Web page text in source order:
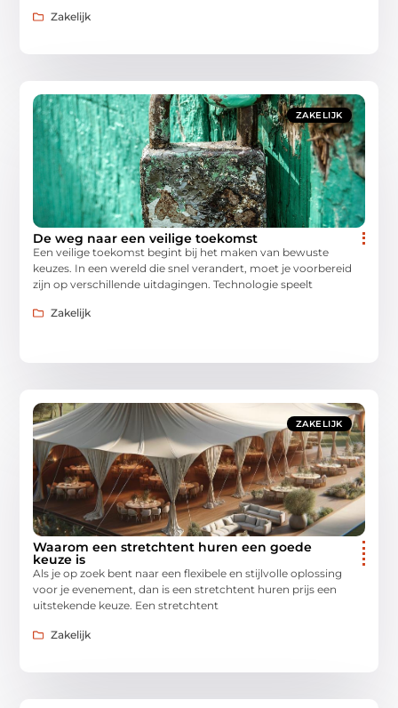
Zakelijk
ZAKELIJK
De weg naar een veilige toekomst
Een veilige toekomst begint bij het maken van bewuste
keuzes. In een wereld die snel verandert, moet je voorbereid
zijn op verschillende uitdagingen. Technologie speelt
Zakelijk
ZAKELIJK
Waarom een stretchtent huren een goede
keuze is
Als je op zoek bent naar een flexibele en stijlvolle oplossing
voor je evenement, dan is een stretchtent huren prijs een
uitstekende keuze. Een stretchtent
Zakelijk